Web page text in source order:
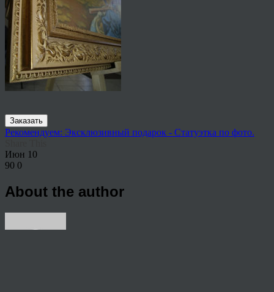
Заказать
Рекомендуем: Эксклюзивный подарок - Статуэтка по фото.
Июн 10
90 0
About the author